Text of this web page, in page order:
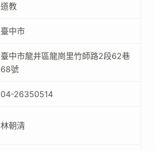
道教
臺中市
臺中市龍井區龍崗里竹師路2段62巷
68號
04-26350514
林朝清